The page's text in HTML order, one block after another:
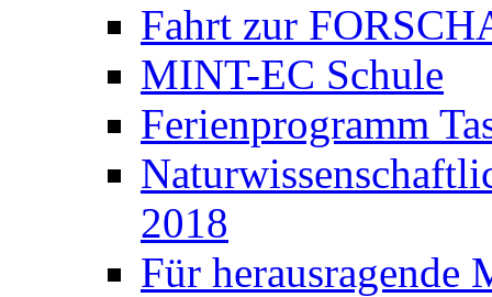
Fahrt zur
MINT-EC Schule
Ferienprogramm
2018
Für herausragende